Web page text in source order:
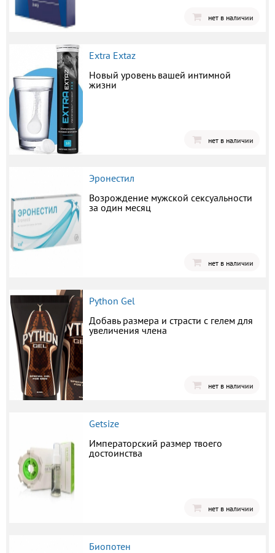
нет в наличии
Extra Extaz
Новый уровень вашей интимной
жизни
нет в наличии
Эронестил
Возрождение мужской сексуальности
за один месяц
нет в наличии
Python Gel
Добавь размера и страсти с гелем для
увеличения члена
нет в наличии
Getsize
Императорский размер твоего
достоинства
нет в наличии
Биопотен